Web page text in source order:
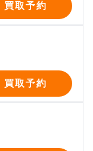
買取予約
買取予約